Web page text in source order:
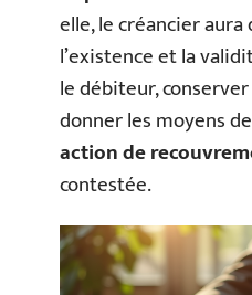
elle, le créancier
l’existence et la
le débiteur, conserver
donner les moyens
action de
contestée.